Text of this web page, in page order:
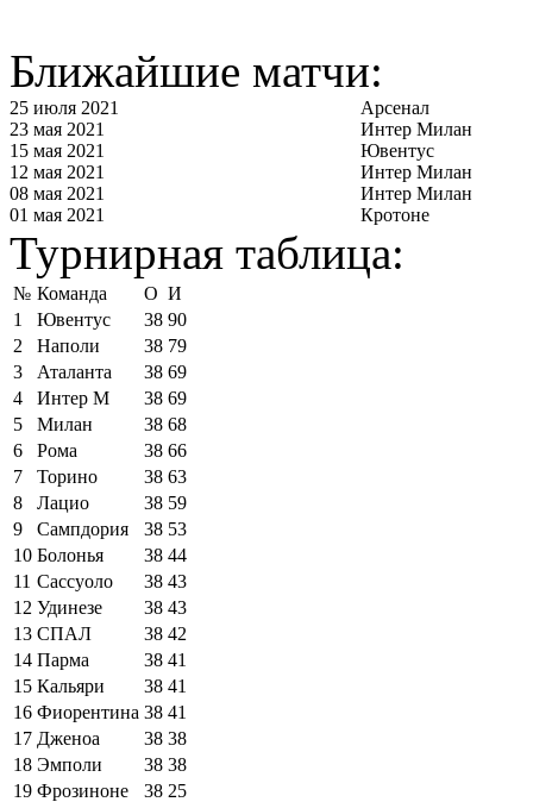
Ближайшие матчи:
25 июля 2021
Арсенал
23 мая 2021
Интер Милан
15 мая 2021
Ювентус
12 мая 2021
Интер Милан
08 мая 2021
Интер Милан
01 мая 2021
Кротоне
Турнирная таблица:
№ Команда О И
1
Ювентус 38 90
2
Наполи 38 79
3
Аталанта 38 69
4
Интер М 38 69
5
Милан 38 68
6
Рома 38 66
7
Торино 38 63
8
Лацио 38 59
9
Сампдория 38 53
10 Болонья 38 44
11 Сассуоло 38 43
12 Удинезе 38 43
13 СПАЛ 38 42
14 Парма 38 41
15 Кальяри 38 41
16 Фиорентина 38 41
17 Дженоа 38 38
18 Эмполи 38 38
19 Фрозиноне 38 25